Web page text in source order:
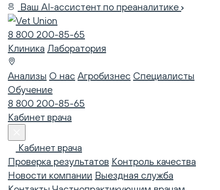
Ваш AI-ассистент по преаналитике
8 800 200-85-65
Клиника Лаборатория
Анализы О нас Агробизнес Специалисты
Обучение
8 800 200-85-65
Кабинет врача
Кабинет врача
Проверка результатов Контроль качества
Новости компании Выездная служба